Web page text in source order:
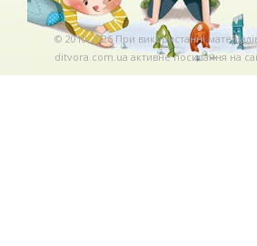
© 2010-2026 При використаннi
ditvora.com.ua активне посилання на